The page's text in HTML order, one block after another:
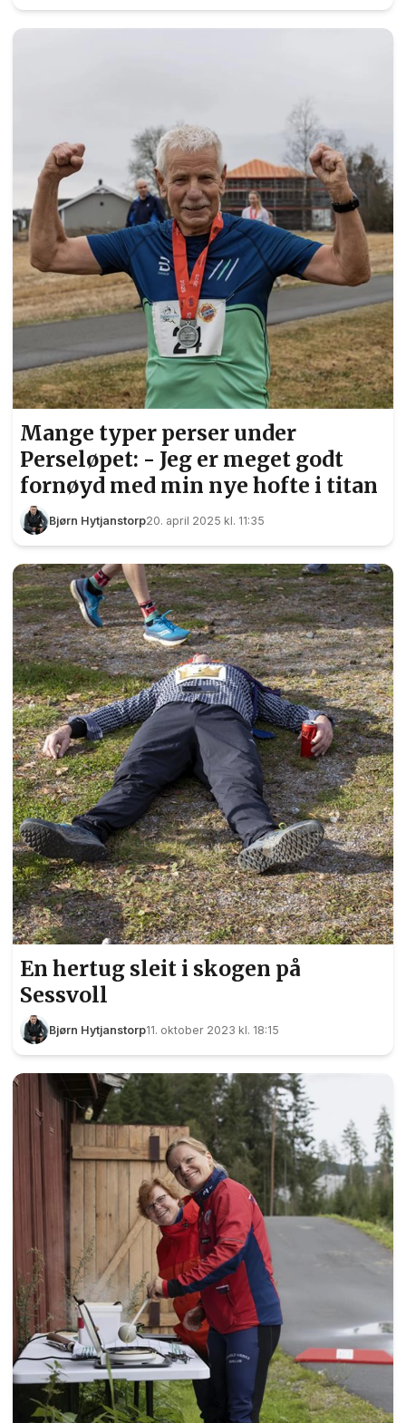
Mange typer perser under
Perseløpet: - Jeg er meget godt
fornøyd med min nye hofte i titan
Bjørn Hytjanstorp20. april 2025 kl. 11:35
En hertug sleit i skogen på
Sessvoll
Bjørn Hytjanstorp11. oktober 2023 kl. 18:15